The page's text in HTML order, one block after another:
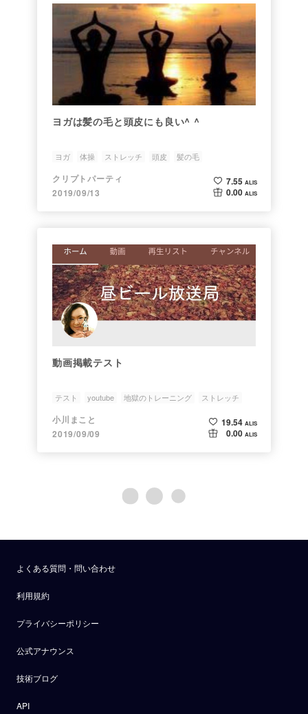
ヨガは髪の毛と頭皮にも良い^ ^
ヨガ 体操 ストレッチ 頭皮 髪の毛
クリプトパーティ
2019/09/13
7.55 ALIS
0.00 ALIS
動画掲載テスト
テスト youtube 地獄のトレーニング
ストレッチ
タバタトレーニング
小川まこと
2019/09/09
19.54 ALIS
0.00 ALIS
よくある質問・問い合わせ
利用規約
プライバシーポリシー
公式アナウンス
技術ブログ
API